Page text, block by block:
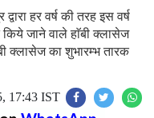
हर वर्ष की तरह इस वर्ष
जाने वाले हाॅबी क्लासेज
क्लासेज का शुभारम्भ तारक
17:43 IST